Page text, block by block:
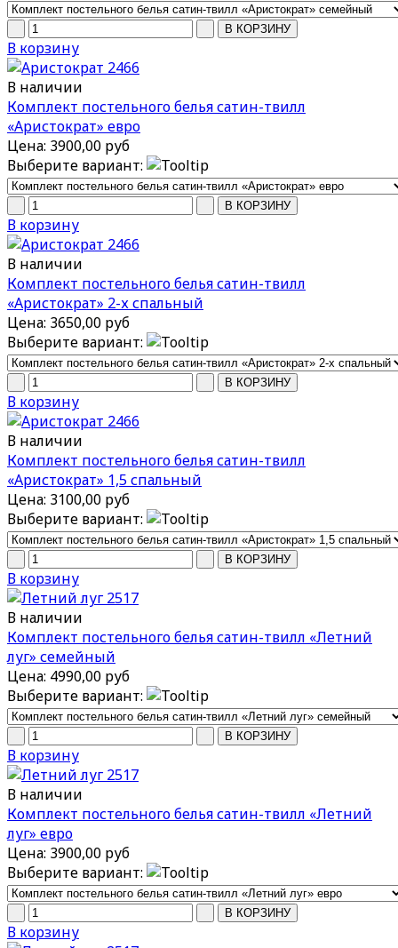
В корзину
В наличии
Комплект постельного белья сатин-твилл
«Аристократ» евро
Цена: 3900,00 руб
Выберите вариант:
В корзину
В наличии
Комплект постельного белья сатин-твилл
«Аристократ» 2-х спальный
Цена: 3650,00 руб
Выберите вариант:
В корзину
В наличии
Комплект постельного белья сатин-твилл
«Аристократ» 1,5 спальный
Цена: 3100,00 руб
Выберите вариант:
В корзину
В наличии
Комплект постельного белья сатин-твилл «Летний
луг» семейный
Цена: 4990,00 руб
Выберите вариант:
В корзину
В наличии
Комплект постельного белья сатин-твилл «Летний
луг» евро
Цена: 3900,00 руб
Выберите вариант:
В корзину